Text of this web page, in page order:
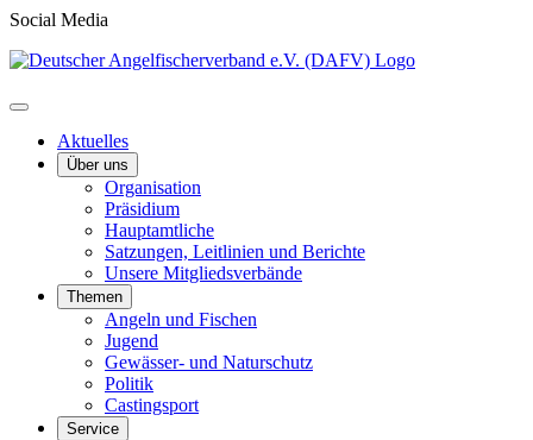
Social Media
Aktuelles
Über uns
Organisation
Präsidium
Hauptamtliche
Satzungen, Leitlinien und Berichte
Unsere Mitgliedsverbände
Themen
Angeln und Fischen
Jugend
Gewässer- und Naturschutz
Politik
Castingsport
Service